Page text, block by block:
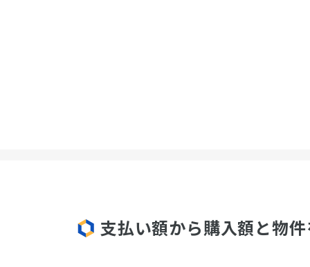
支払い額から購入額と物